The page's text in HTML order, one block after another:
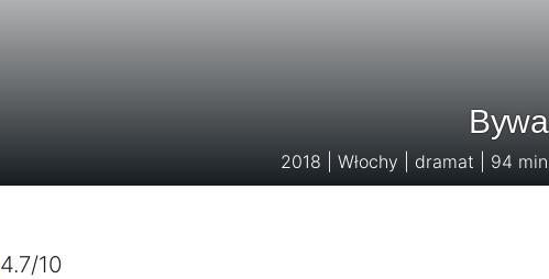
Bywa
2018 | Włochy | dramat | 94 min
4.7/10